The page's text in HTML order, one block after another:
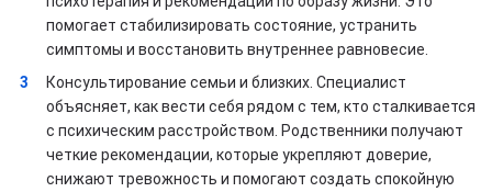
помогает стабилизировать состояние, устранить
симптомы и восстановить внутреннее равновесие.
Консультирование семьи и близких. Специалист
объясняет, как вести себя рядом с тем, кто сталкивается
с психическим расстройством. Родственники получают
четкие рекомендации, которые укрепляют доверие,
снижают тревожность и помогают создать спокойную